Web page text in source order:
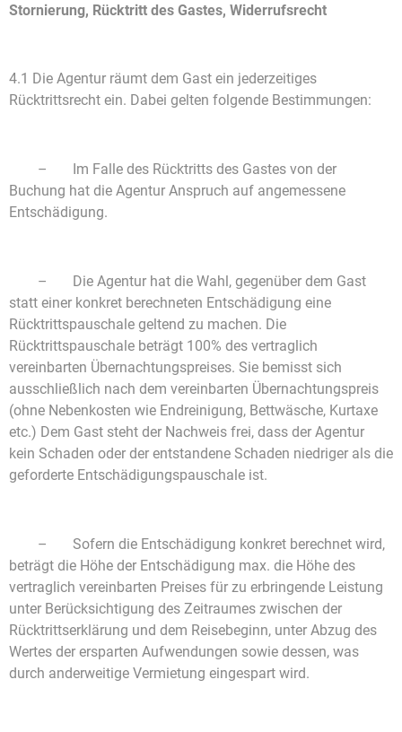
Stornierung, Rücktritt des Gastes, Widerrufsrecht
4.1 Die Agentur räumt dem Gast ein jederzeitiges
Rücktrittsrecht ein. Dabei gelten folgende Bestimmungen:
– Im Falle des Rücktritts des Gastes von der
Buchung hat die Agentur Anspruch auf angemessene
Entschädigung.
– Die Agentur hat die Wahl, gegenüber dem Gast
statt einer konkret berechneten Entschädigung eine
Rücktrittspauschale geltend zu machen. Die
Rücktrittspauschale beträgt 100% des vertraglich
vereinbarten Übernachtungspreises. Sie bemisst sich
ausschließlich nach dem vereinbarten Übernachtungspreis
(ohne Nebenkosten wie Endreinigung, Bettwäsche, Kurtaxe
etc.) Dem Gast steht der Nachweis frei, dass der Agentur
kein Schaden oder der entstandene Schaden niedriger als die
geforderte Entschädigungspauschale ist.
– Sofern die Entschädigung konkret berechnet wird,
beträgt die Höhe der Entschädigung max. die Höhe des
vertraglich vereinbarten Preises für zu erbringende Leistung
unter Berücksichtigung des Zeitraumes zwischen der
Rücktrittserklärung und dem Reisebeginn, unter Abzug des
Wertes der ersparten Aufwendungen sowie dessen, was
durch anderweitige Vermietung eingespart wird.